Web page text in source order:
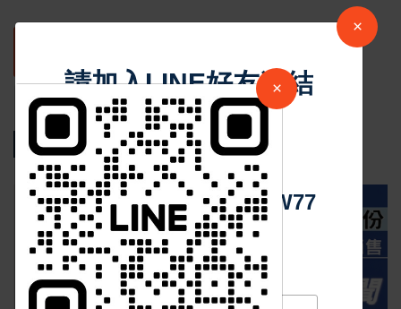
相關新聞
最新消息
×
請加入LINE好友連結
中 華 超 傳 媒
Https://reurl.cc/adqW77
×